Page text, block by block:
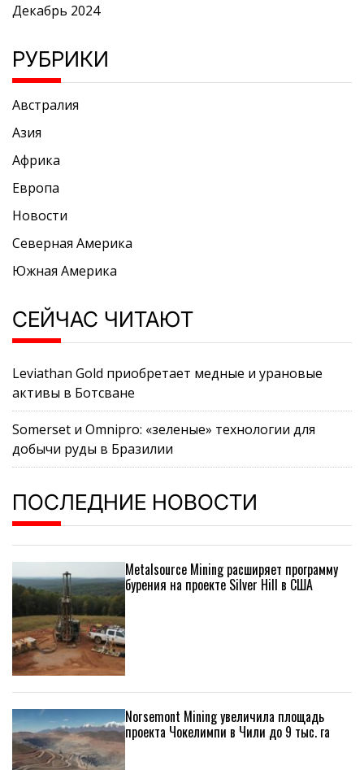
Декабрь 2024
РУБРИКИ
Австралия
Азия
Африка
Европа
Новости
Северная Америка
Южная Америка
СЕЙЧАС ЧИТАЮТ
Leviathan Gold приобретает медные и урановые
активы в Ботсване
Somerset и Omnipro: «зеленые» технологии для
добычи руды в Бразилии
ПОСЛЕДНИЕ НОВОСТИ
Metalsource Mining расширяет программу
бурения на проекте Silver Hill в США
Norsemont Mining увеличила площадь
проекта Чокелимпи в Чили до 9 тыс. га